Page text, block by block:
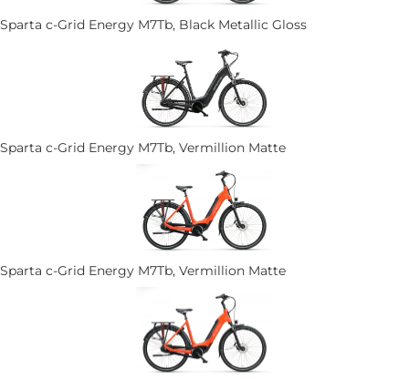
Sparta c-Grid Energy M7Tb, Black Metallic Gloss
Sparta c-Grid Energy M7Tb, Vermillion Matte
Sparta c-Grid Energy M7Tb, Vermillion Matte